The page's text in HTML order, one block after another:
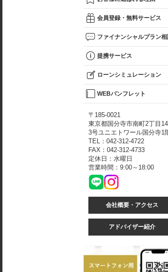
会員登録・無料サービス
ファイナンシャルプラン
提携サービス
ローンシミュレーション
WEBパンフレット
〒185-0021
東京都国分寺市南町2丁目
3号ユニエトワール国分寺1
TEL：042-312-4722
FAX：042-312-4733
定休日：水曜日
営業時間：9:00～18:00
会社概要・アクセス
アドバイザー紹介